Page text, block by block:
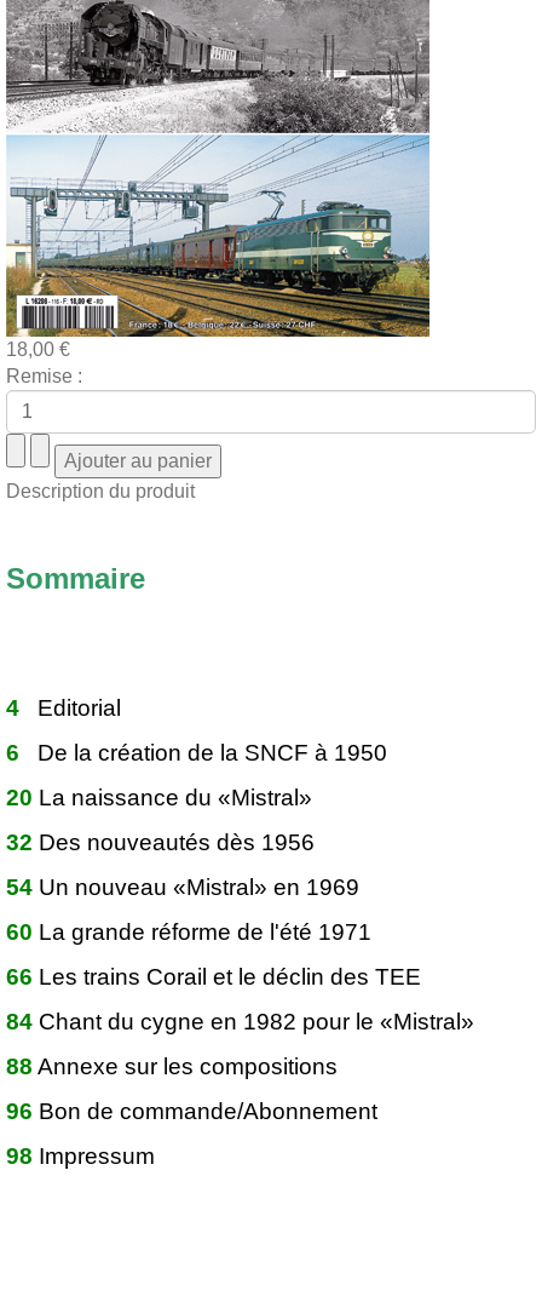
18,00 €
Remise :
Description du produit
Sommaire
4 Editorial
6 De la création de la SNCF à 1950
20 La naissance du «Mistral»
32 Des nouveautés dès 1956
54 Un nouveau «Mistral» en 1969
60 La grande réforme de l'été 1971
66 Les trains Corail et le déclin des TEE
84 Chant du cygne en 1982 pour le «Mistral»
88 Annexe sur les compositions
96 Bon de commande/Abonnement
98 Impressum